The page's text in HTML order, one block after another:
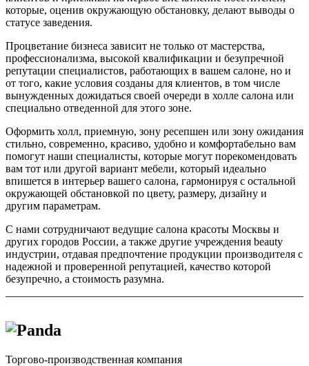
которые, оценив окружающую обстановку, делают выводы о
статусе заведения.
Процветание бизнеса зависит не только от мастерства,
профессионализма, высокой квалификации и безупречной
репутации специалистов, работающих в вашем салоне, но и
от того, какие условия созданы для клиентов, в том числе
вынужденных дожидаться своей очереди в холле салона или
специально отведенной для этого зоне.
Оформить холл, приемную, зону ресепшен или зону ожидания
стильно, современно, красиво, удобно и комфортабельно вам
помогут наши специалисты, которые могут порекомендовать
вам тот или другой вариант мебели, который идеально
впишется в интерьер вашего салона, гармонируя с остальной
окружающей обстановкой по цвету, размеру, дизайну и
другим параметрам.
С нами сотрудничают ведущие салона красоты Москвы и
других городов России, а также другие учреждения beauty
индустрии, отдавая предпочтение продукции производителя с
надежной и проверенной репутацией, качество которой
безупречно, а стоимость разумна.
Торгово-производственная компания